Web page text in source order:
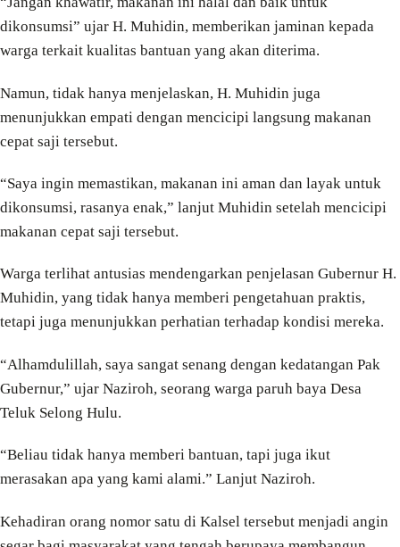
dikonsumsi” ujar H. Muhidin, memberikan jaminan kepada
warga terkait kualitas bantuan yang akan diterima.
Namun, tidak hanya menjelaskan, H. Muhidin juga
menunjukkan empati dengan mencicipi langsung makanan
cepat saji tersebut.
“Saya ingin memastikan, makanan ini aman dan layak untuk
dikonsumsi, rasanya enak,” lanjut Muhidin setelah mencicipi
makanan cepat saji tersebut.
Warga terlihat antusias mendengarkan penjelasan Gubernur H.
Muhidin, yang tidak hanya memberi pengetahuan praktis,
tetapi juga menunjukkan perhatian terhadap kondisi mereka.
“Alhamdulillah, saya sangat senang dengan kedatangan Pak
Gubernur,” ujar Naziroh, seorang warga paruh baya Desa
Teluk Selong Hulu.
“Beliau tidak hanya memberi bantuan, tapi juga ikut
merasakan apa yang kami alami.” Lanjut Naziroh.
Kehadiran orang nomor satu di Kalsel tersebut menjadi angin